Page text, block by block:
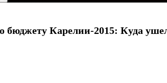
Карелии-2015: Куда